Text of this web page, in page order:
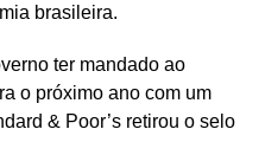
brasileira.
ter mandado ao
o próximo ano com um
& Poor’s retirou o selo